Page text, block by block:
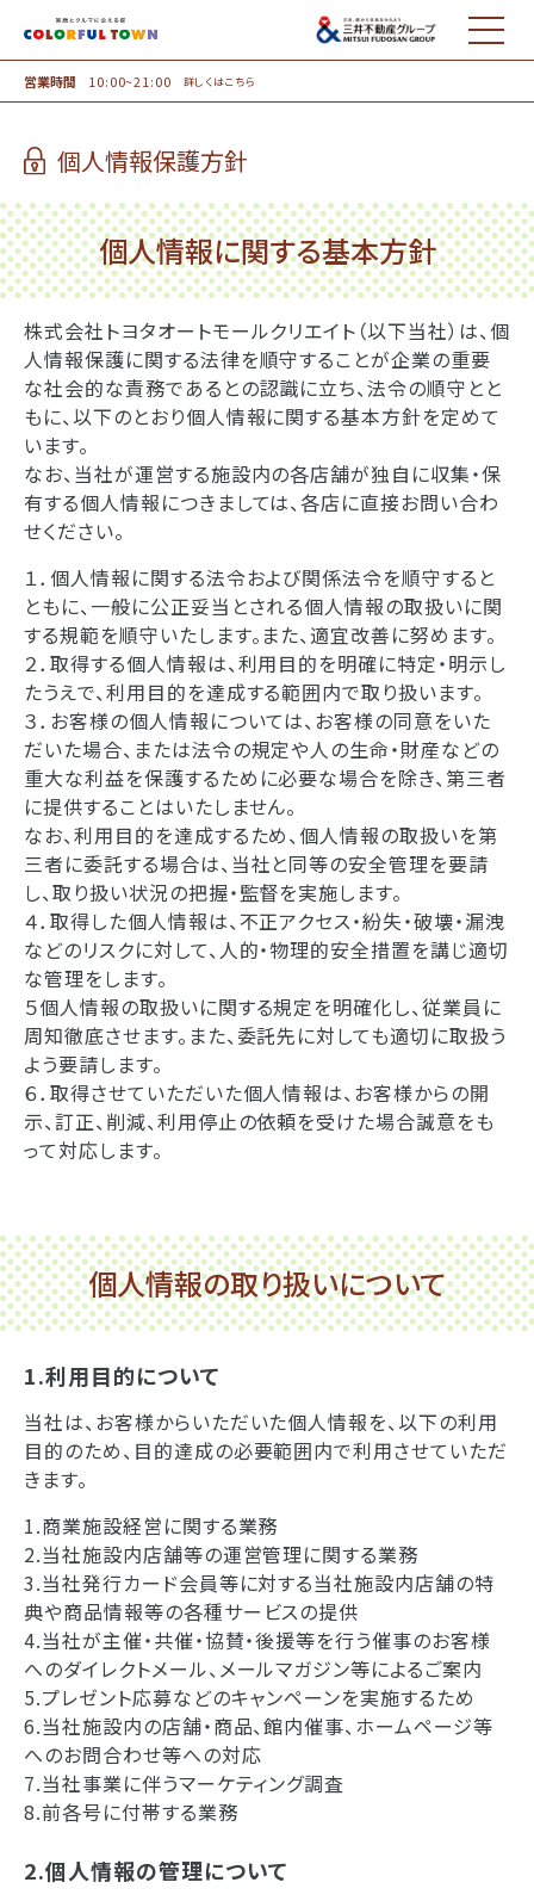
MENU
営業時間 10:00~21:00 詳しくはこちら
個人情報保護方針
個人情報に関する基本方針
株式会社トヨタオートモールクリエイト（以下当社）は、個
人情報保護に関する法律を順守することが企業の重要
な社会的な責務であるとの認識に立ち、法令の順守とと
もに、以下のとおり個人情報に関する基本方針を定めて
います。
なお、当社が運営する施設内の各店舗が独自に収集・保
有する個人情報につきましては、各店に直接お問い合わ
せください。
１．個人情報に関する法令および関係法令を順守すると
ともに、一般に公正妥当とされる個人情報の取扱いに関
する規範を順守いたします。また、適宜改善に努めます。
２．取得する個人情報は、利用目的を明確に特定・明示し
たうえで、利用目的を達成する範囲内で取り扱います。
３．お客様の個人情報については、お客様の同意をいた
だいた場合、または法令の規定や人の生命・財産などの
重大な利益を保護するために必要な場合を除き、第三者
に提供することはいたしません。
なお、利用目的を達成するため、個人情報の取扱いを第
三者に委託する場合は、当社と同等の安全管理を要請
し、取り扱い状況の把握・監督を実施します。
４．取得した個人情報は、不正アクセス・紛失・破壊・漏洩
などのリスクに対して、人的・物理的安全措置を講じ適切
な管理をします。
５個人情報の取扱いに関する規定を明確化し、従業員に
周知徹底させます。また、委託先に対しても適切に取扱う
よう要請します。
６．取得させていただいた個人情報は、お客様からの開
示、訂正、削減、利用停止の依頼を受けた場合誠意をも
って対応します。
個人情報の取り扱いについて
1.利用目的について
当社は、お客様からいただいた個人情報を、以下の利用
目的のため、目的達成の必要範囲内で利用させていただ
きます。
1.商業施設経営に関する業務
2.当社施設内店舗等の運営管理に関する業務
3.当社発行カード会員等に対する当社施設内店舗の特
典や商品情報等の各種サービスの提供
4.当社が主催・共催・協賛・後援等を行う催事のお客様
へのダイレクトメール、メールマガジン等によるご案内
5.プレゼント応募などのキャンペーンを実施するため
6.当社施設内の店舗・商品、館内催事、ホームページ等
へのお問合わせ等への対応
7.当社事業に伴うマーケティング調査
8.前各号に付帯する業務
2.個人情報の管理について